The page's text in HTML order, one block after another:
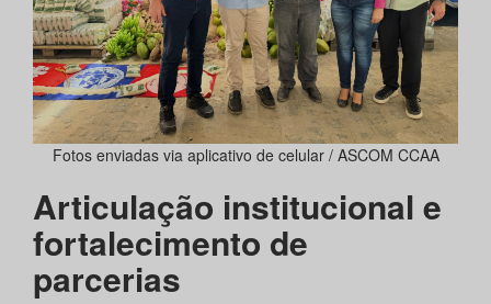
Fotos enviadas via aplicativo de celular / ASCOM CCAA
Articulação institucional e
fortalecimento de
parcerias